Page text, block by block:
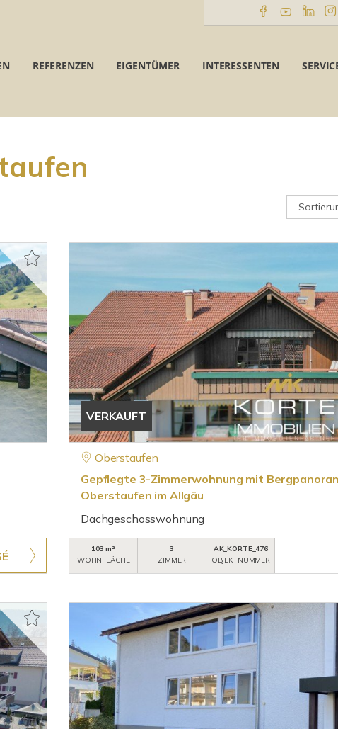
REFERENZEN EIGENTÜMER INTERESSENTEN
VERKAUFT
Oberstaufen
Gepflegte 3-Zimmerwohnung mit
Oberstaufen im Allgäu
Dachgeschosswohnung
103 m²
WOHNFLÄCHE
3
ZIMMER
AK_KORTE_476
OBJEKTNUMMER